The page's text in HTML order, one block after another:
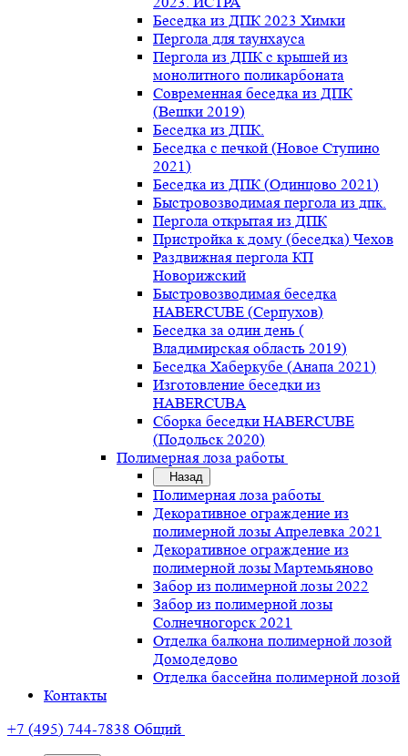
Беседка из ДПК 2023 Химки
Пергола для таунхауса
Пергола из ДПК с крышей из
монолитного поликарбоната
Современная беседка из ДПК
(Вешки 2019)
Беседка из ДПК.
Беседка с печкой (Новое Ступино
2021)
Беседка из ДПК (Одинцово 2021)
Быстровозводимая пергола из дпк.
Пергола открытая из ДПК
Пристройка к дому (беседка) Чехов
Раздвижная пергола КП
Новорижский
Быстровозводимая беседка
HABERCUBE (Серпухов)
Беседка за один день (
Владимирская область 2019)
Беседка Хаберкубе (Анапа 2021)
Изготовление беседки из
HABERCUBA
Сборка беседки HABERCUBE
(Подольск 2020)
Полимерная лоза работы
Назад
Полимерная лоза работы
Декоративное ограждение из
полимерной лозы Апрелевка 2021
Декоративное ограждение из
полимерной лозы Мартемьяново
Забор из полимерной лозы 2022
Забор из полимерной лозы
Солнечногорск 2021
Отделка балкона полимерной лозой
Домодедово
Отделка бассейна полимерной лозой
Контакты
+7 (495) 744-7838 Общий